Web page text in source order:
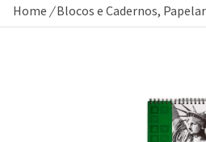
Home /Blocos e Cadernos,